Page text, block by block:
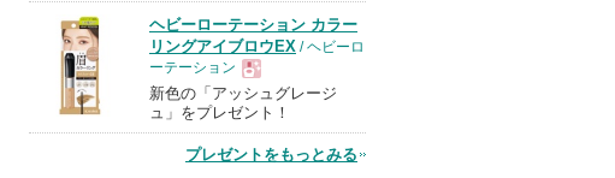
さ
れ
て
い
ま
す
品
ヘビーローテーション カラー
リングアイブロウEX / ヘビーロ
ーテーション
現
品
新色の「アッシュグレージ
ュ」をプレゼント！
プレゼントをもっとみる